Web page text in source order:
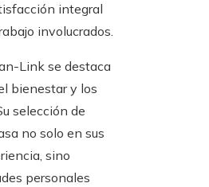
integral
involucrados.
Link se destaca
bienestar y los
selección de
no solo en sus
sino
personales